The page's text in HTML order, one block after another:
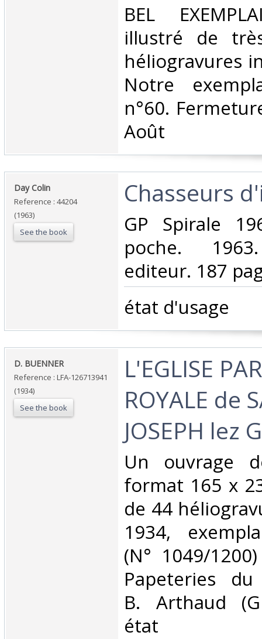
‎BEL
illustré de
héliogravures
Notre
n°60.
Août‎
‎Day Colin‎
Reference : 44204
(1963)
See the book
‎Chasseurs
‎GP Spirale
poche.
editeur. 187
‎état d'usage‎
‎D. BUENNER‎
Reference : LFA-126713941
(1934)
See the book
‎L'EGLISE
ROYALE de
JOSEPH lez
‎Un ouvrage
format 165 x
de 44
1934,
(N° 1049/
Papeteries du
B. Arthaud
état‎